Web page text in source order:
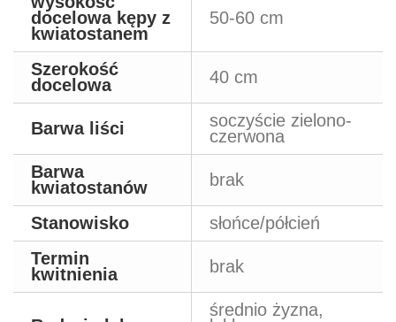
docelowa kępy z
kwiatostanem
50-60 cm
Szerokość
docelowa
40 cm
Barwa liści
soczyście zielono-
czerwona
Barwa
kwiatostanów
brak
Stanowisko
słońce/półcień
Termin
kwitnienia
brak
średnio żyzna,